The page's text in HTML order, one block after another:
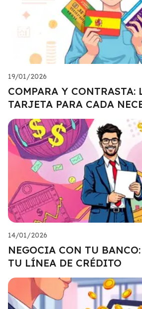
19/01/2026
COMPARA Y CONTRASTA:
TARJETA PARA CADA
14/01/2026
NEGOCIA CON TU
TU LÍNEA DE CRÉDITO